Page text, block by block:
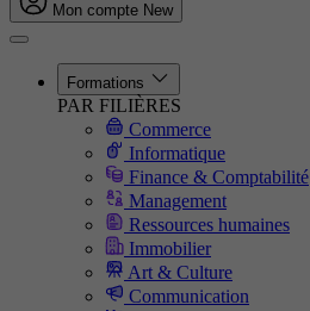
Mon compte New
Formations
PAR FILIÈRES
Commerce
Informatique
Finance & Comptabilité
Management
Ressources humaines
Immobilier
Art & Culture
Communication